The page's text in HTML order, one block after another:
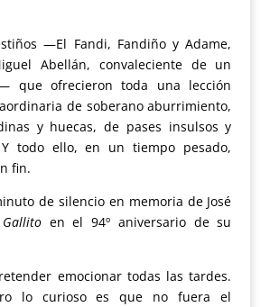
—El Fandi, Fandiño y Adame,
Abellán, convaleciente de un
que ofrecieron toda una lección
de soberano aburrimiento,
y huecas, de pases insulsos y
Y todo ello, en un tiempo pesado,
fin.
de silencio en memoria de José
Gallito en el 94º aniversario de su
emocionar todas las tardes.
lo curioso es que no fuera el